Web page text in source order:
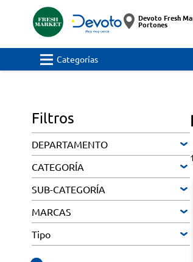
Devoto Fresh
Portones
Categorías
Filtros
DEPARTAMENTO
CATEGORÍA
SUB-CATEGORÍA
MARCAS
Tipo